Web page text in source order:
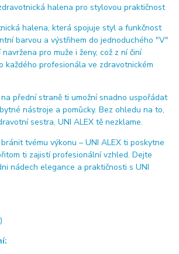
halena pro stylovou praktičnost
halena, která spojuje styl a funkčnost
barvou a výstřihem do jednoduchého "V"
pro muže i ženy, což z ní činí
každého profesionála ve zdravotnickém
přední straně ti umožní snadno uspořádat
nástroje a pomůcky. Bez ohledu na to,
sestra, UNI ALEX tě nezklame.
tvému výkonu – UNI ALEX ti poskytne
ti zajistí profesionální vzhled. Dejte
nádech elegance a praktičnosti s UNI